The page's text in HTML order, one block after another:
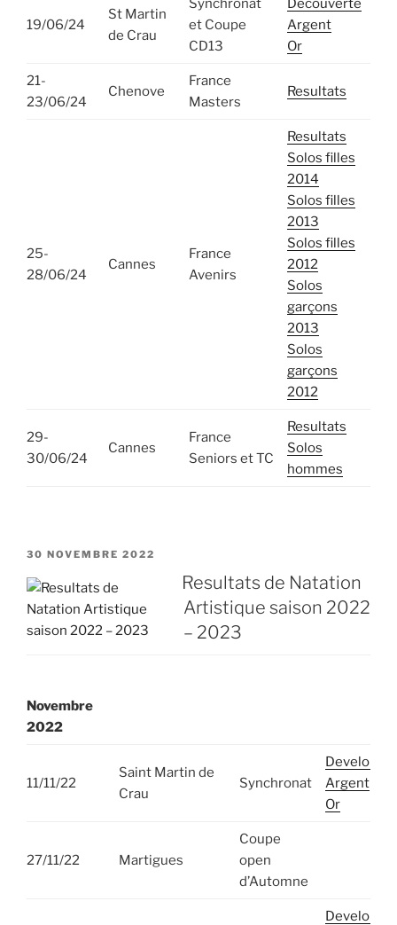
19/06/24
St Martin
de Crau
Synchronat
et Coupe
CD13
Decouverte
Argent
Or
21-
23/06/24
Chenove
France
Masters
Resultats
25-
28/06/24
Cannes
France
Avenirs
Resultats
Solos filles
2014
Solos filles
2013
Solos filles
2012
Solos
garçons
2013
Solos
garçons
2012
29-
30/06/24
Cannes
France
Seniors et TC
Resultats
Solos
hommes
PUBLIÉ
30 NOVEMBRE 2022
Resultats de Natation
Artistique saison 2022
– 2023
Novembre
2022
11/11/22
Saint Martin de
Crau
Synchronat
Argent
Or
27/11/22 Martigues
Coupe
open
d’Automne